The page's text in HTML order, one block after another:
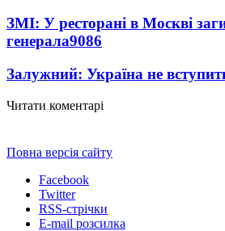
ЗМІ: У ресторані в Москві
генерала9086
Залужний: Україна не
Читати коментарі
Повна версія сайту
Facebook
Twitter
RSS-стрічки
E-mail розсилка